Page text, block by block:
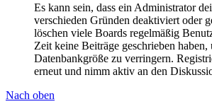
Es kann sein, dass ein Administrator
verschieden Gründen deaktiviert oder
löschen viele Boards regelmäßig
Zeit keine Beiträge geschrieben haben,
Datenbankgröße zu verringern.
erneut und nimm aktiv an den
Nach oben